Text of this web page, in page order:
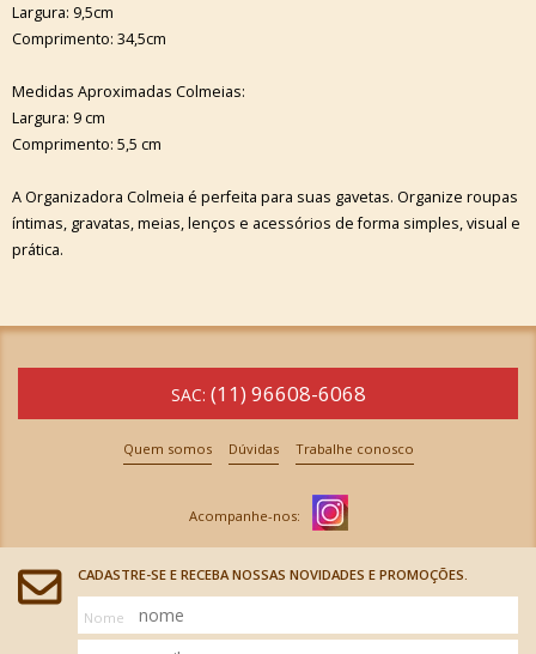
Largura: 9,5cm
Comprimento: 34,5cm
Medidas Aproximadas Colmeias:
Largura: 9 cm
Comprimento: 5,5 cm
A Organizadora Colmeia é perfeita para suas gavetas. Organize roupas
íntimas, gravatas, meias, lenços e acessórios de forma simples, visual e
prática.
SAC: (11) 96608-6068
Quem somos Dúvidas Trabalhe conosco
CADASTRE-SE E RECEBA NOSSAS NOVIDADES E PROMOÇÕES.
Nome